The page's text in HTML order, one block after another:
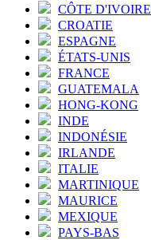
CÔTE D'IVOIRE
CROATIE
ESPAGNE
ÉTATS-UNIS
FRANCE
GUATEMALA
HONG-KONG
INDE
INDONÉSIE
IRLANDE
ITALIE
MARTINIQUE
MAURICE
MEXIQUE
PAYS-BAS